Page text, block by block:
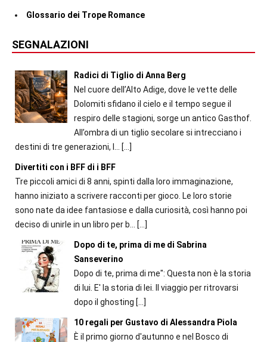
Glossario dei Trope Romance
SEGNALAZIONI
Radici di Tiglio di Anna Berg
Nel cuore dell’Alto Adige, dove le vette delle
Dolomiti sfidano il cielo e il tempo segue il
respiro delle stagioni, sorge un antico Gasthof.
All’ombra di un tiglio secolare si intrecciano i
destini di tre generazioni, l...
[…]
Divertiti con i BFF di i BFF
Tre piccoli amici di 8 anni, spinti dalla loro immaginazione,
hanno iniziato a scrivere racconti per gioco. Le loro storie
sono nate da idee fantasiose e dalla curiosità, così hanno poi
deciso di unirle in un libro per b...
[…]
Dopo di te, prima di me di Sabrina
Sanseverino
Dopo di te, prima di me": Questa non è la storia
di lui. E' la storia di lei. Il viaggio per ritrovarsi
dopo il ghosting […]
10 regali per Gustavo di Alessandra Piola
È il primo giorno d'autunno e nel Bosco di